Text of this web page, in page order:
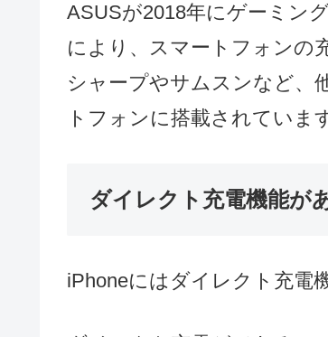
ASUSが2018年にゲーミン
により、スマートフォンの
シャープやサムスンなど、
トフォンに搭載されていま
ダイレクト充電機能が
iPhoneにはダイレクト充電